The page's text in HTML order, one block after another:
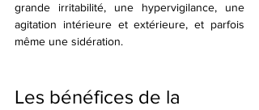
grande irritabilité, une hypervigilance, une
agitation intérieure et extérieure, et parfois
même une sidération.
Les bénéfices de la